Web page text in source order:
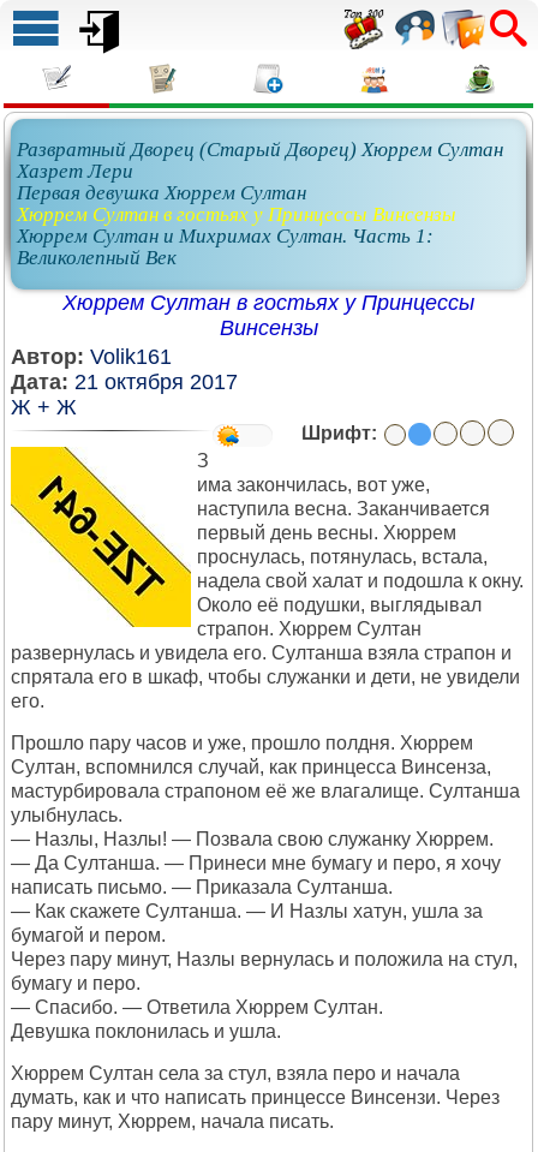
Развратный Дворец (Старый Дворец) Хюррем Султан
Хазрет Лери
Первая девушка Хюррем Султан
Хюррем Султан в гостьях у Принцессы Винсензы
Хюррем Султан и Михримах Султан. Часть 1:
Великолепный Век
Хюррем Султан в гостьях у Принцессы
Винсензы
Автор: Volik161
Дата: 21 октября 2017
Ж + Ж
Шрифт:
З
има закончилась, вот уже,
наступила весна. Заканчивается
первый день весны. Хюррем
проснулась, потянулась, встала,
надела свой халат и подошла к окну.
Около её подушки, выглядывал
страпон. Хюррем Султан
развернулась и увидела его. Султанша взяла страпон и
спрятала его в шкаф, чтобы служанки и дети, не увидели
его.
Прошло пару часов и уже, прошло полдня. Хюррем
Султан, вспомнился случай, как принцесса Винсенза,
мастурбировала страпоном её же влагалище. Султанша
улыбнулась.
— Назлы, Назлы! — Позвала свою служанку Хюррем.
— Да Султанша. — Принеси мне бумагу и перо, я хочу
написать письмо. — Приказала Султанша.
— Как скажете Султанша. — И Назлы хатун, ушла за
бумагой и пером.
Через пару минут, Назлы вернулась и положила на стул,
бумагу и перо.
— Спасибо. — Ответила Хюррем Султан.
Девушка поклонилась и ушла.
Хюррем Султан села за стул, взяла перо и начала
думать, как и что написать принцессе Винсензи. Через
пару минут, Хюррем, начала писать.